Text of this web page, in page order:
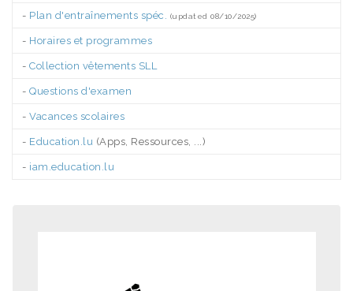
- Plan d'entraînements spéc. (updated 08/10/2025)
- Horaires et programmes
- Collection vêtements SLL
- Questions d'examen
- Vacances scolaires
- Education.lu (Apps, Ressources, ...)
- iam.education.lu